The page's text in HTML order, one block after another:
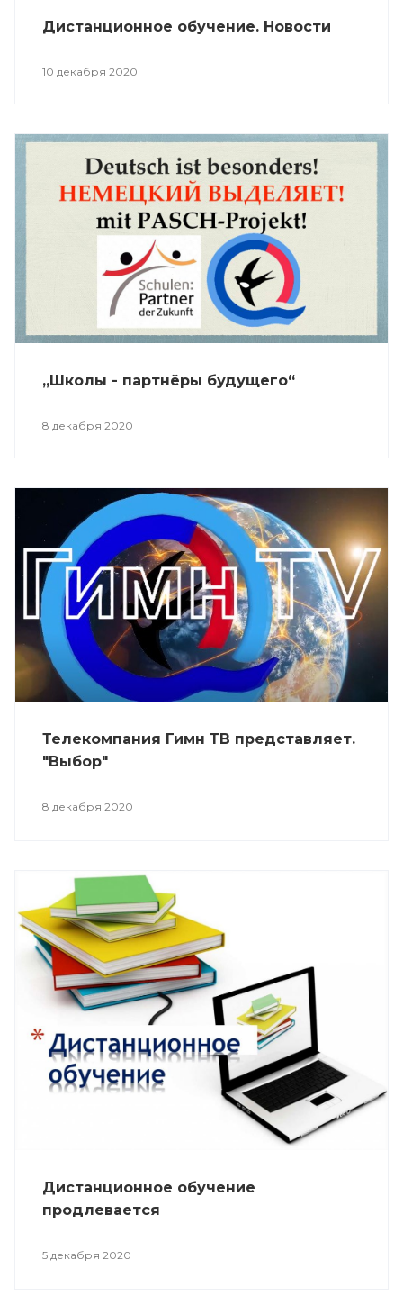
Дистанционное обучение. Новости
10 декабря 2020
„Школы - партнёры будущего“
8 декабря 2020
Телекомпания Гимн ТВ представляет.
"Выбор"
8 декабря 2020
Дистанционное обучение
продлевается
5 декабря 2020